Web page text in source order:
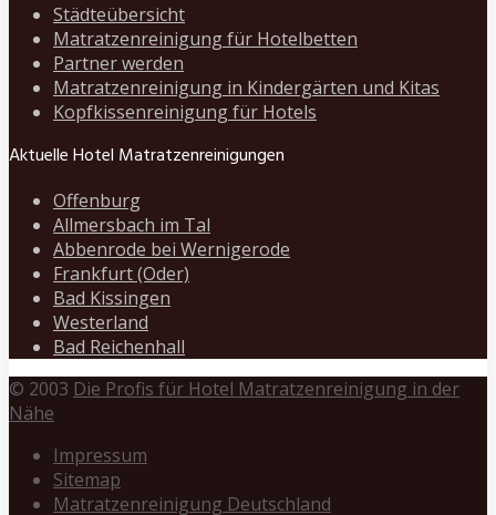
Städteübersicht
Matratzenreinigung für Hotelbetten
Partner werden
Matratzenreinigung in Kindergärten und Kitas
Kopfkissenreinigung für Hotels
Aktuelle Hotel Matratzenreinigungen
Offenburg
Allmersbach im Tal
Abbenrode bei Wernigerode
Frankfurt (Oder)
Bad Kissingen
Westerland
Bad Reichenhall
© 2003 Die Profis für Hotel Matratzenreinigung in der
Nähe
Impressum
Sitemap
Matratzenreinigung Deutschland